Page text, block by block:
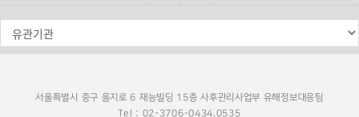
서울특별시 중구 을지로 6 재능빌딩 15층 사후관리사업부 유해정보대응팀
Tel : 02-3706-0434,0535